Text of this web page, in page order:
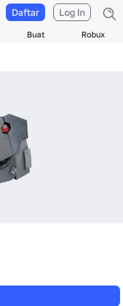
Buat Robux
Daftar Log In